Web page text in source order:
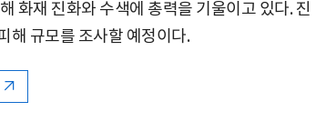
화재 진화와 수색에 총력을 기울이고 있다. 진
해 규모를 조사할 예정이다.